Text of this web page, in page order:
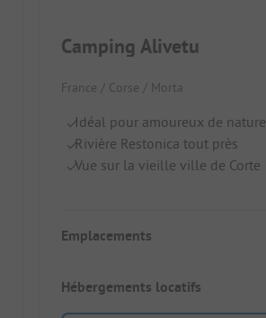
Camping Alivetu
France / Corse / Morta
Idéal pour amoureux de nature
Rivière Restonica tout près
Vue sur la vieille ville de Corte
Emplacements
Hébergements locatifs